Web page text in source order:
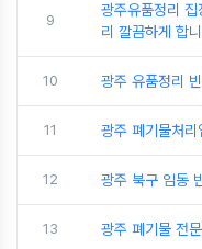
9
광주유품정리
리 깔끔하게 합
10 광주 유품정리
11 광주 폐기물처
12 광주 북구 임동
13 광주 폐기물 전